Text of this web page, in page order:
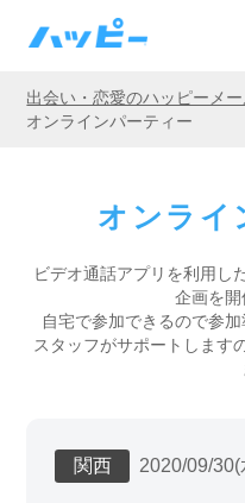
出会い・恋愛のハッピーメ
オンラインパーティー
オンライ
ビデオ通話アプリを利用し
企画を開
自宅で参加できるので参
スタッフがサポートします
関西 2020/09/